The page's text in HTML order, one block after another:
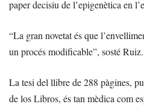
paper decisiu de l’epigenètica en
“La gran novetat és que
un procés modificable”, sosté Ruiz.
La tesi del llibre de 288 pàgines,
de los Libros, és tan mèdica com